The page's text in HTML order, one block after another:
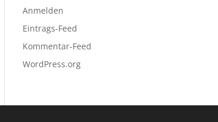
Anmelden
Eintrags-Feed
Kommentar-Feed
WordPress.org